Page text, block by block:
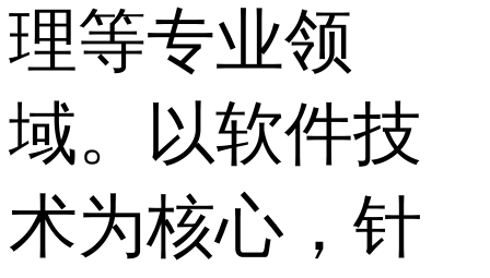
理等专业领
域。以软件技
术为核心，针